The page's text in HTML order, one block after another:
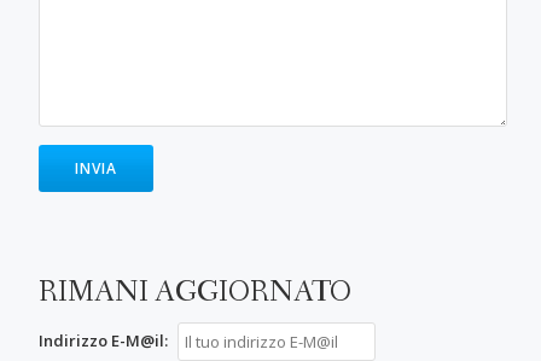
RIMANI AGGIORNATO
Indirizzo E-M@il: